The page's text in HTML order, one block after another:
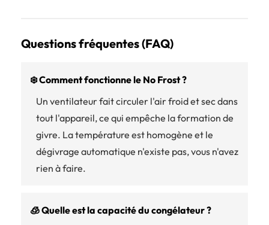
Questions fréquentes (FAQ)
❄️ Comment fonctionne le No Frost ?
Un ventilateur fait circuler l'air froid et sec dans
tout l'appareil, ce qui empêche la formation de
givre. La température est homogène et le
dégivrage automatique n'existe pas, vous n'avez
rien à faire.
🧊 Quelle est la capacité du congélateur ?